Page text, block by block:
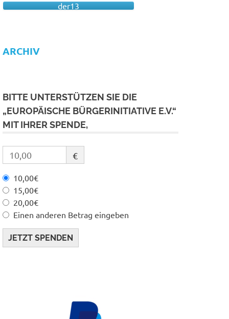
der13
ARCHIV
BITTE UNTERSTÜTZEN SIE DIE
„EUROPÄISCHE BÜRGERINITIATIVE E.V.“
MIT IHRER SPENDE,
€
10,00€
15,00€
20,00€
Einen anderen Betrag eingeben
JETZT SPENDEN